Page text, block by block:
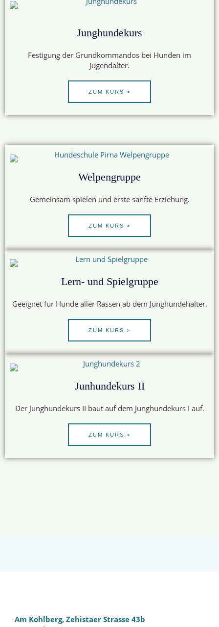
Junghundekurs
Festigung der Grundkommandos bei Hunden im
Jugendalter.
ZUM KURS >
Welpengruppe
Gemeinsam spielen und erste sanfte Erziehung.
ZUM KURS >
Lern- und Spielgruppe
Geeignet für Hunde aller Rassen ab dem Junghundehalter.
ZUM KURS >
Junhundekurs II
Der Junghundekurs II baut auf dem Junghundekurs I auf.
ZUM KURS >
Am Kohlberg, Zehistaer Strasse 43b